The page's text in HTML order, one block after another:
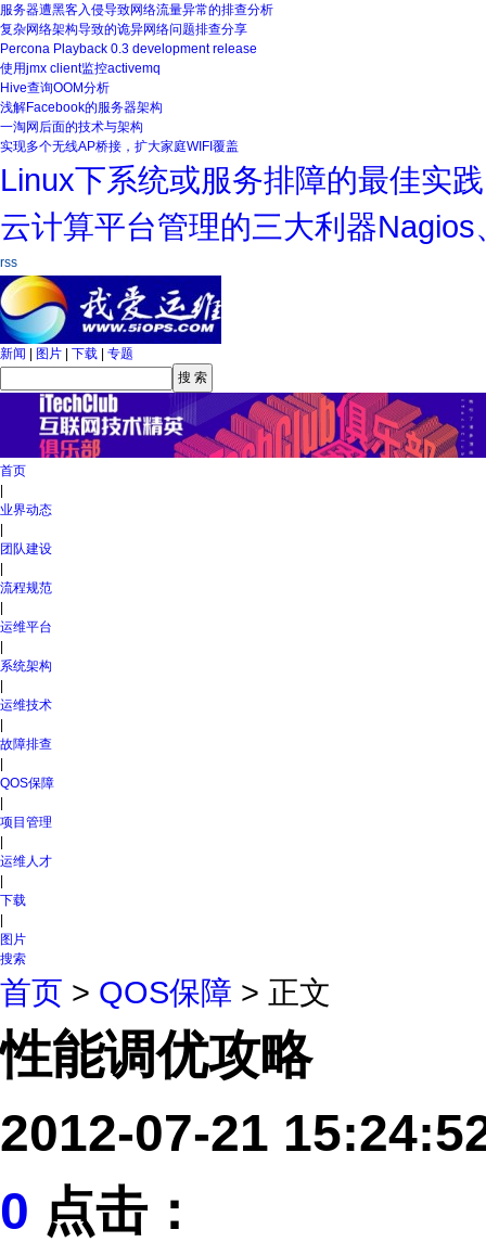
复杂网络架构导致的诡异网络问题排查分享
Percona Playback 0.3 development release
使用jmx client监控activemq
Hive查询OOM分析
浅解Facebook的服务器架构
一淘网后面的技术与架构
实现多个无线AP桥接，扩大家庭WIFI覆盖
Linux下系统或服务排障的最佳实践
云计算平台管理的三大利器
服务器遭黑客入侵导致网络流量异
rss
首页
|
业界动态
|
团队建设
|
流程规范
|
运维平台
|
系统架构
|
运维技术
|
故障排查
|
QOS保障
|
项目管理
|
运维人才
下载
|
图片
搜索
首页> QOS保障 > 正文
性能调优攻略
2012-07-21
0 点击：